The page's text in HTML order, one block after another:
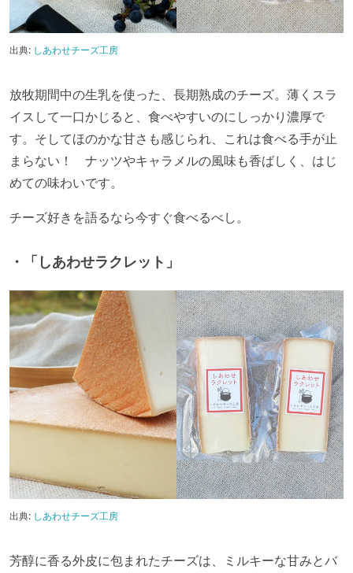
出典: しあわせチーズ工房
放牧期間中の生乳を使った、長期熟成のチーズ。薄くスラ
イスして一口かじると、食べやすいのにしっかり濃厚で
す。そしてほのかな甘さも感じられ、これは食べる手が止
まらない！ ナッツやキャラメルの風味も香ばしく、はじ
めての味わいです。
チーズ好きを語るなら今すぐ食べるべし。
・「しあわせラクレット」
出典: しあわせチーズ工房
芳醇に香る外皮に包まれたチーズは、ミルキーな甘みとバ